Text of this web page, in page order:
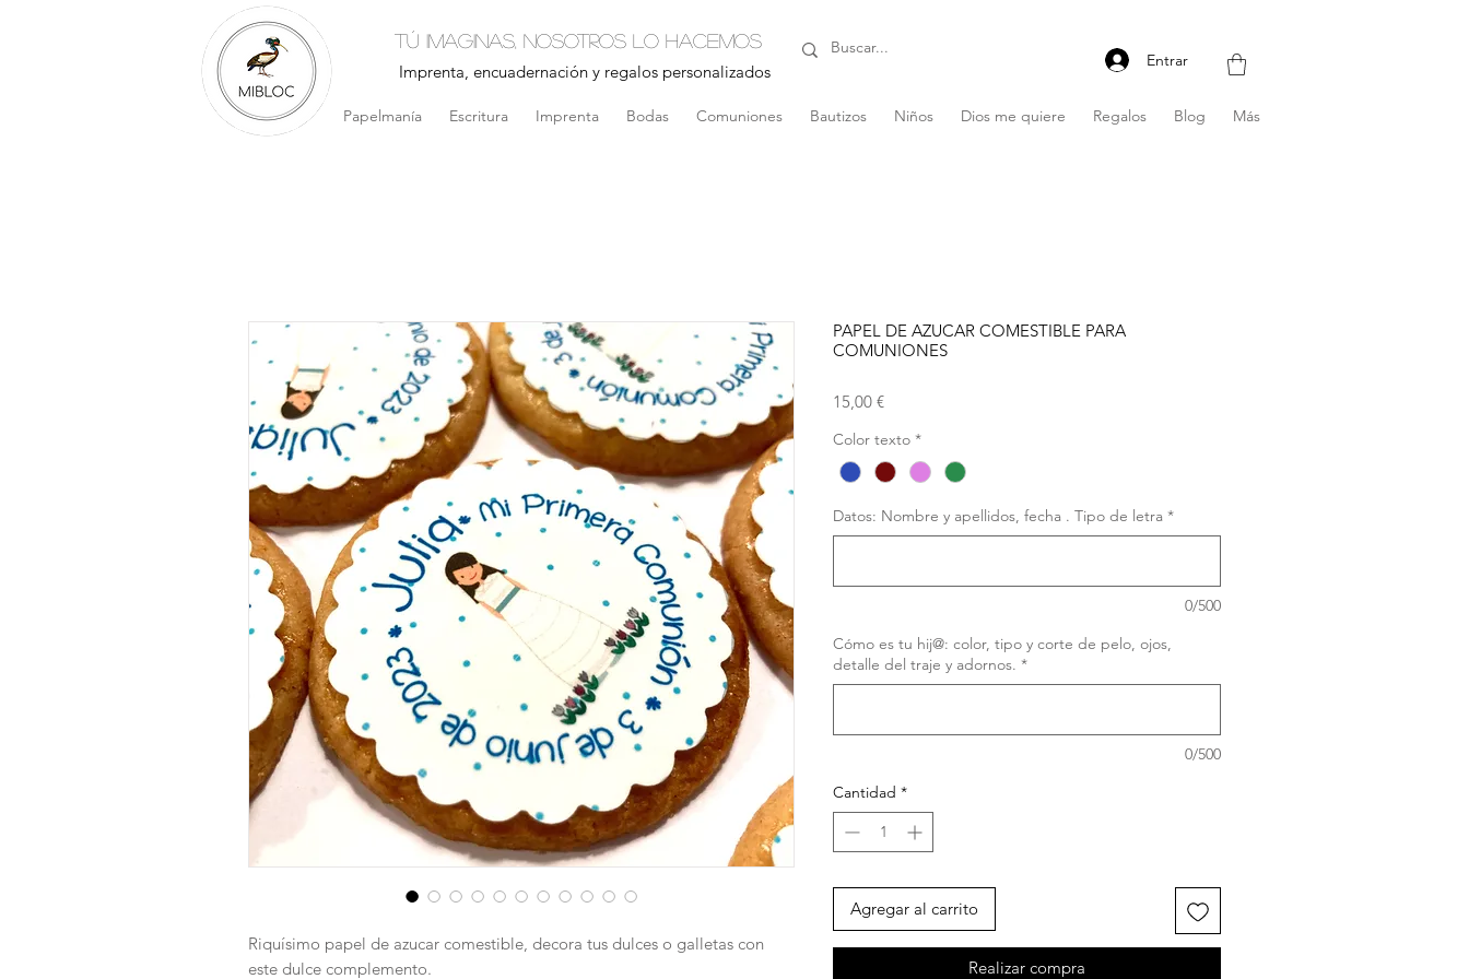
Tú imaginas, nosotros lo hacemos
Imprenta, encuadernación y regalos personalizados
Entrar
Papelmanía Escritura Imprenta Bodas Comuniones Bautizos Niños Dios me quiere Regalos Blog Más
Riquísimo papel de azucar comestible, decora tus dulces o galletas con
este dulce complemento.
PAPEL DE AZUCAR COMESTIBLE PARA
COMUNIONES
15,00 €Precio
Color texto *
Datos: Nombre y apellidos, fecha . Tipo de letra *
0/500
Cómo es tu hij@: color, tipo y corte de pelo, ojos,
detalle del traje y adornos. *
0/500
Cantidad *
Agregar al carrito
Realizar compra